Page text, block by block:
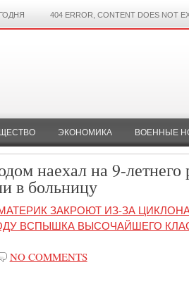
404 ERROR, CONTENT DOES NOT
ЭКОНОМИКА ВОЕННЫЕ
наехал на 9-летнего
в больницу
ЗАКРОЮТ ИЗ-ЗА
ВСПЫШКА ВЫСОЧАЙШЕГО
NO COMMENTS